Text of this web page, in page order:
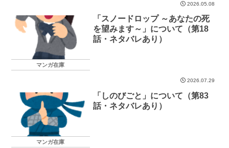
2026.05.08
マンガ在庫
「スノードロップ ～あなたの死
を望みます～」について（第18
話・ネタバレあり）
2026.07.29
マンガ在庫
「しのびごと」について（第83
話・ネタバレあり）